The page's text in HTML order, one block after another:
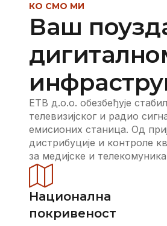
КО СМО МИ
Ваш
ЕТВ д.о.о. обезбеђује
телевизијског и радио
емисионих станица. Од
дистрибуције и контроле
за медијске и
Национална
покривеност